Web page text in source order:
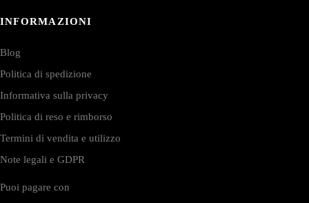
INFORMAZIONI
Blog
Politica di spedizione
Informativa sulla privacy
Politica di reso e rimborso
Termini di vendita e utilizzo
Note legali e GDPR
Puoi pagare con